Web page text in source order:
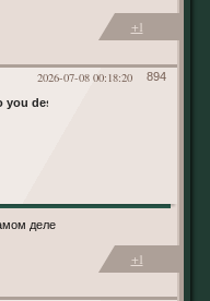
+1
894
2026-07-08 00:18:20
despised
деле
+1